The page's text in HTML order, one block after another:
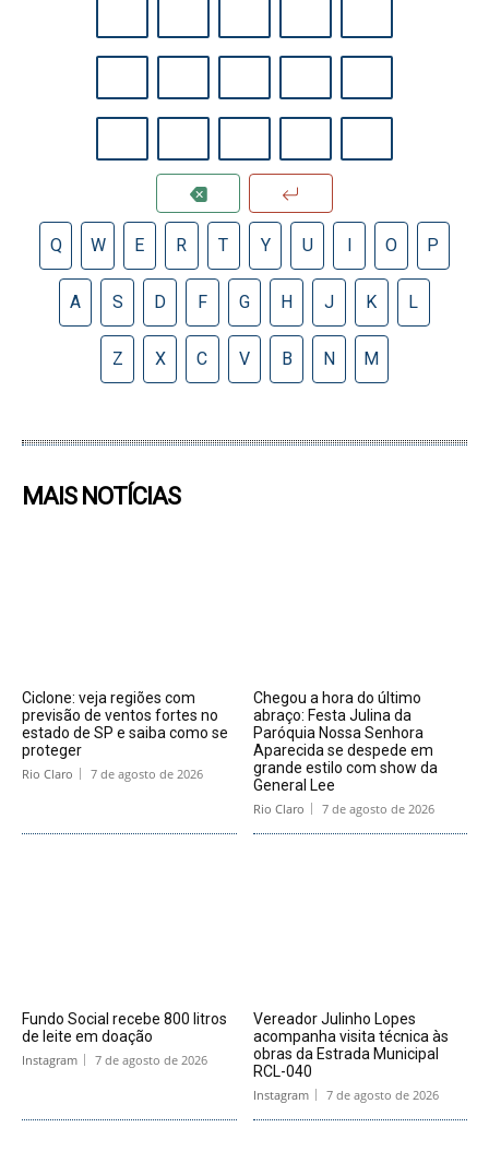
MAIS NOTÍCIAS
Ciclone: veja regiões com
previsão de ventos fortes no
estado de SP e saiba como se
proteger
Rio Claro 7 de agosto de 2026
Chegou a hora do último
abraço: Festa Julina da
Paróquia Nossa Senhora
Aparecida se despede em
grande estilo com show da
General Lee
Rio Claro 7 de agosto de 2026
Fundo Social recebe 800 litros
de leite em doação
Instagram 7 de agosto de 2026
Vereador Julinho Lopes
acompanha visita técnica às
obras da Estrada Municipal
RCL-040
Instagram 7 de agosto de 2026